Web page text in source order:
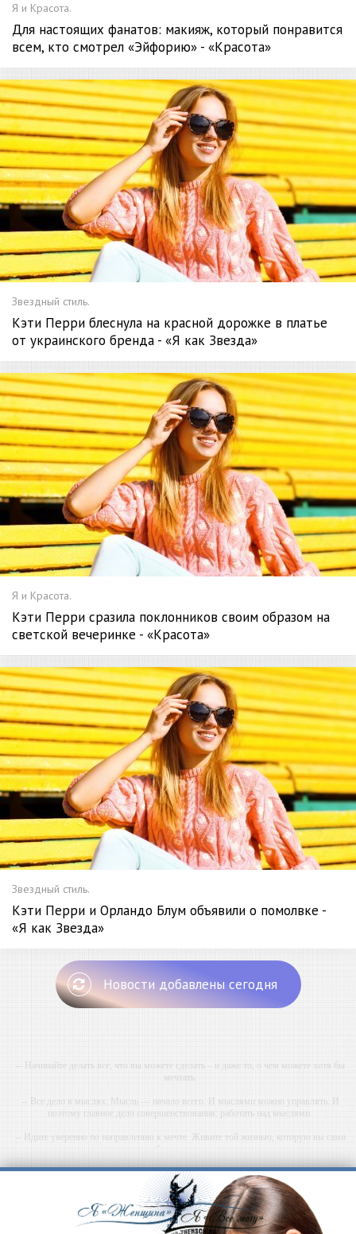
Я и Красота.
Для настоящих фанатов: макияж, который понравится
всем, кто смотрел «Эйфорию» - «Красота»
Звездный стиль.
Кэти Перри блеснула на красной дорожке в платье
от украинского бренда - «Я как Звезда»
Я и Красота.
Кэти Перри сразила поклонников своим образом на
светской вечеринке - «Красота»
Звездный стиль.
Кэти Перри и Орландо Блум объявили о помолвке -
«Я как Звезда»
Новости добавлены сегодня
-- Начинайте делать все, что вы можете сделать – и даже то, о чем можете хотя бы
мечтать.
-- Все дело в мыслях. Мысль — начало всего. И мыслями можно управлять. И
поэтому главное дело совершенствования: работать над мыслями.
-- Идите уверенно по направлению к мечте. Живите той жизнью, которую вы сами
-- Самое большое богатство — это ум. Самая большая нищета — глупость. Из всех
страхов самый пугающий — самолюбование.
-- Лучшее, что можно сделать с хорошим советом, это пропустить его мимо ушей. Он
никогда не бывает полезен никому, кроме того, кто его дал.